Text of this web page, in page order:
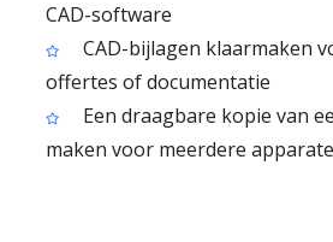
CAD-software
CAD-bijlagen klaarmaken
offertes of documentatie
Een draagbare kopie van
maken voor meerdere